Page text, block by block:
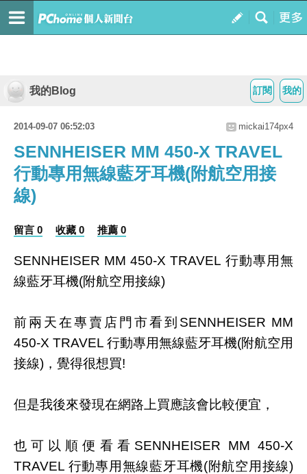
我的
訂閱
我的Blog
2014-09-07 06:52:03 mickai174px4
SENNHEISER MM 450-X TRAVEL
行動專用無線藍牙耳機(附航空用接
線)
留言 0 收藏 0 推薦 0
SENNHEISER MM 450-X TRAVEL 行動專用無
線藍牙耳機(附航空用接線)
前兩天在專賣店門市看到SENNHEISER MM
450-X TRAVEL 行動專用無線藍牙耳機(附航空用
接線)，覺得很想買!
但是我後來發現在網路上買應該會比較便宜，
也可以順便看看SENNHEISER MM 450-X
TRAVEL 行動專用無線藍牙耳機(附航空用接線)